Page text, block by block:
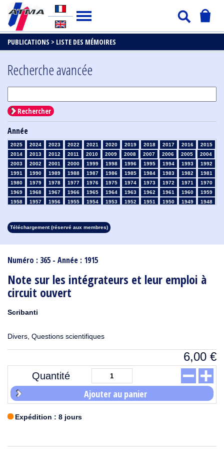
PUBLICATIONS > LISTE DES MÉMOIRES
Numéro : 365 - Année : 1915
Note sur les intégrateurs et leur emploi à
circuit ouvert
Scribanti
Divers, Questions scientifiques
6,00 €
Quantité
Ajouter au panier
Expédition : 8 jours
Recherche avancée
Rechercher
Année
2025 2024 2023 2022 2021 2020 2019 2018 2017 2016
2015
2014
2013 2012 2011 2010 2009 2008 2007 2006 2005
2004
2003
2002 2001 2000 1999 1998 1996 1995 1994 1993
1992
1991
1990 1989 1988 1987 1986 1985 1984 1983 1982
1981
1980
1979 1978 1977 1976 1975 1974 1973 1972 1971
1970
1969
1968 1967 1966 1965 1964 1963 1962 1961 1960
1959
1958
1957 1956 1955 1954 1953 1952 1951 1950 1949
1948
1913
1912 1911 1910 1909 1908
Téléchargement (réservé aux membres)